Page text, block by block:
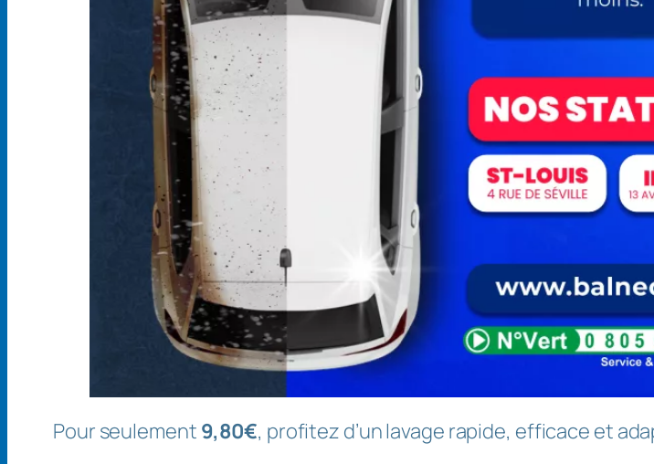
Pour seulement 9,80€, profitez d’un lavage rapide, efficace et